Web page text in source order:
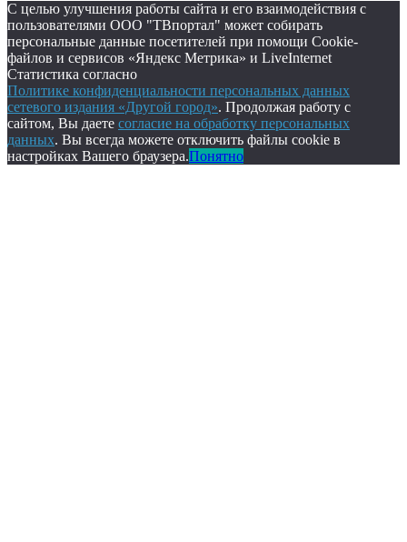
С целью улучшения работы сайта и его взаимодействия с
пользователями ООО "ТВпортал" может собирать
персональные данные посетителей при помощи Cookie-
файлов и сервисов «Яндекс Метрика» и LiveInternet
Статистика согласно
Политике конфиденциальности персональных данных
сетевого издания «Другой город». Продолжая работу с
сайтом, Вы даете согласие на обработку персональных
данных. Вы всегда можете отключить файлы cookie в
настройках Вашего браузера.Понятно